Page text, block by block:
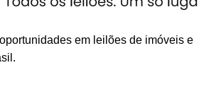
em leilões de imóveis e